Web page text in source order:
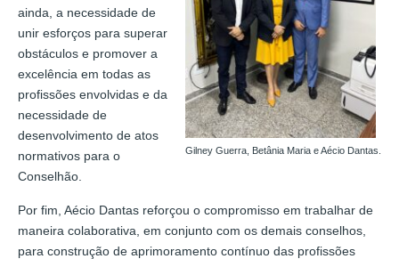
Gilney Guerra, Betânia Maria e Aécio Dantas.
ainda, a necessidade de
unir esforços para superar
obstáculos e promover a
excelência em todas as
profissões envolvidas e da
necessidade de
desenvolvimento de atos
normativos para o
Conselhão.
Por fim, Aécio Dantas reforçou o compromisso em trabalhar de
maneira colaborativa, em conjunto com os demais conselhos,
para construção de aprimoramento contínuo das profissões